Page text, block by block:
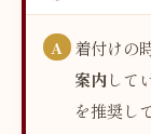
着付けの
案内して
を推奨し